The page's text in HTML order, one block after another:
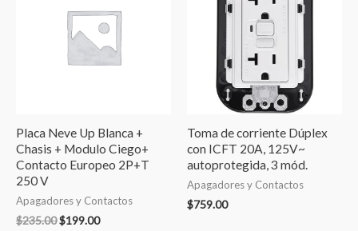
Placa Neve Up Blanca +
Chasis + Modulo Ciego+
Contacto Europeo 2P+T
250 V
Apagadores y Contactos
$235.00
era:
$235.00.
$199.00
es:
$199.00.
Toma de corriente Dúplex
con ICFT 20A, 125V~
autoprotegida, 3 mód.
Apagadores y Contactos
$759.00